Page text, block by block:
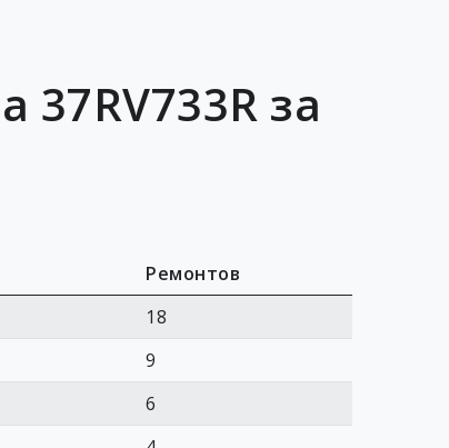
37RV733R за
Ремонтов
18
9
6